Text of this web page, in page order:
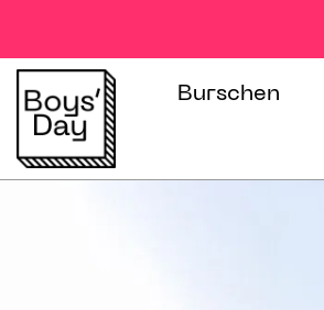
Burschen